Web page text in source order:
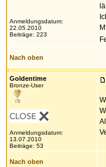
Anmeldungsdatum:
22.05.2010
Beiträge: 223
Nach oben
Goldentime
Bronze-User
Anmeldungsdatum:
13.07.2010
Beiträge: 53
Nach oben